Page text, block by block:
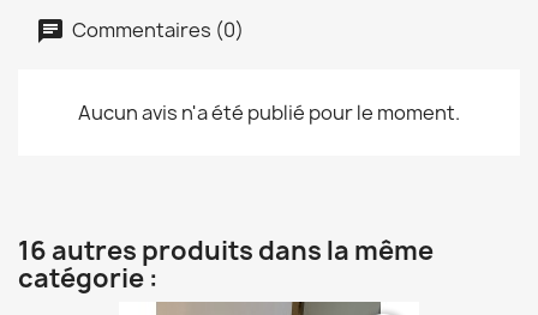
Commentaires (0)
Aucun avis n'a été publié pour le moment.
16 autres produits dans la même
catégorie :